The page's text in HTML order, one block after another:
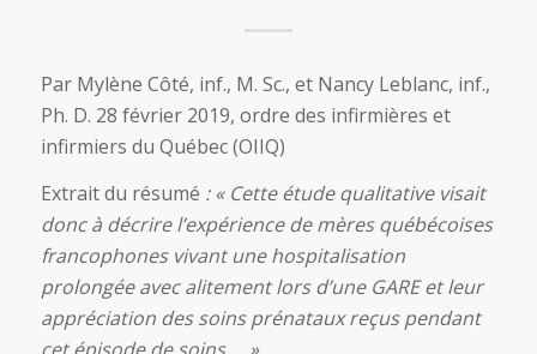
Par Mylène Côté, inf., M. Sc., et Nancy Leblanc, inf.,
Ph. D. 28 février 2019, ordre des infirmières et
infirmiers du Québec (OIIQ)
Extrait du résumé : « Cette étude qualitative visait
donc à décrire l’expérience de mères québécoises
francophones vivant une hospitalisation
prolongée avec alitement lors d’une GARE et leur
appréciation des soins prénataux reçus pendant